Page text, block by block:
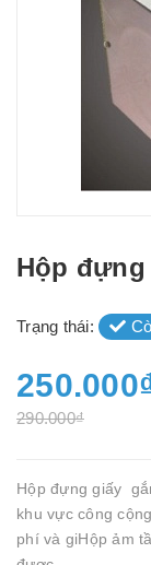
Hộp
Trạng thái:
290.000₫
Hộp đựng giấy
khu vực công
phí và giHộp ảm